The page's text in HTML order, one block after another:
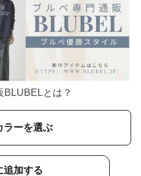
BLUBELとは？
ラーを選ぶ
追加する